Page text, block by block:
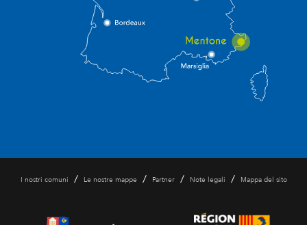
I nostri comuni / Le nostre mappe / Partner / Note legali / Mappa del sito